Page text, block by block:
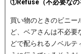
①Refuse（不必要なの
買い物のときのビニー
ど、ベアさんは不必要
どで配られるノベルテ